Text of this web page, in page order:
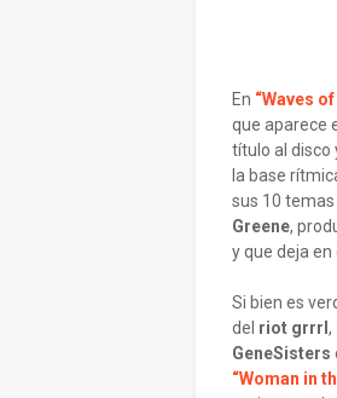
En “Waves
que aparece
título al disco
la base
sus 10
Greene,
y que deja
Si bien es
del riot grrrl ,
GeneSisters
“Woman in